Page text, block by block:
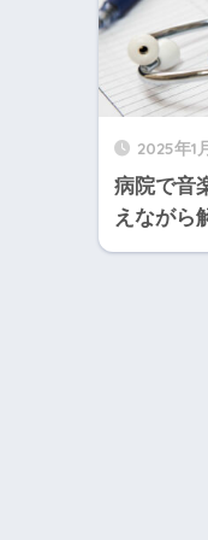
2025年1
病院で音
えながら